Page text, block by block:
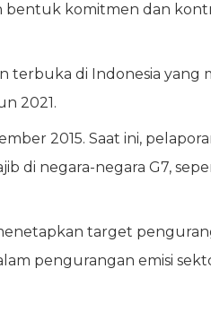
bentuk komitmen dan
terbuka di Indonesia yang
2021.
2015. Saat ini,
di negara-negara G7,
target
pengurangan emisi